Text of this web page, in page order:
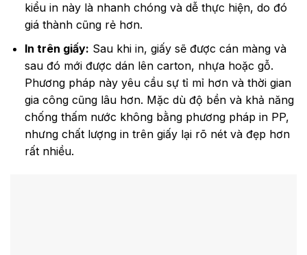
kiểu in này là nhanh chóng và dễ thực hiện, do đó
giá thành cũng rẻ hơn.
In trên giấy: Sau khi in, giấy sẽ được cán màng và
sau đó mới được dán lên carton, nhựa hoặc gỗ.
Phương pháp này yêu cầu sự tỉ mỉ hơn và thời gian
gia công cũng lâu hơn. Mặc dù độ bền và khả năng
chống thấm nước không bằng phương pháp in PP,
nhưng chất lượng in trên giấy lại rõ nét và đẹp hơn
rất nhiều.